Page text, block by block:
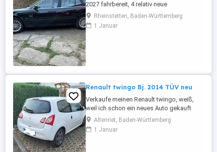
2027 fahrbereit, 4 relativ neue
Sommerreifen, 4 relativ neue Winterreifen
mit Alufelgen, regelmäßige Inspektion,
Automatikgetriebe neu 2020 mit ca. 249
Rheinstetten, Baden-Württemberg
1 Januar
Renault twingo Bj. 2014 TÜV neu
Verkaufe meinen Renault twingo, weiß,
weil ich schon ein neues Auto gekauft
habe und es nicht mehr brauche. Er fährt
tadellos, sehr zuverlässiges Auto, bin sehr
zufrieden, möchte aber nicht zwei Autos
Altenriet, Baden-Württemberg
1 Januar